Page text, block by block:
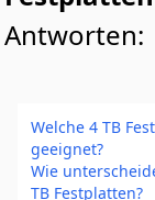
Antworten:
Welche 4 TB
geeignet?
Wie
TB Festplatten?